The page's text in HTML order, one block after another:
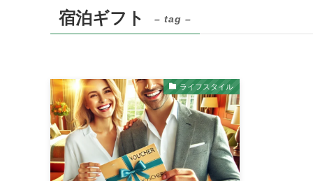
宿泊ギフト – tag –
ライフスタイル